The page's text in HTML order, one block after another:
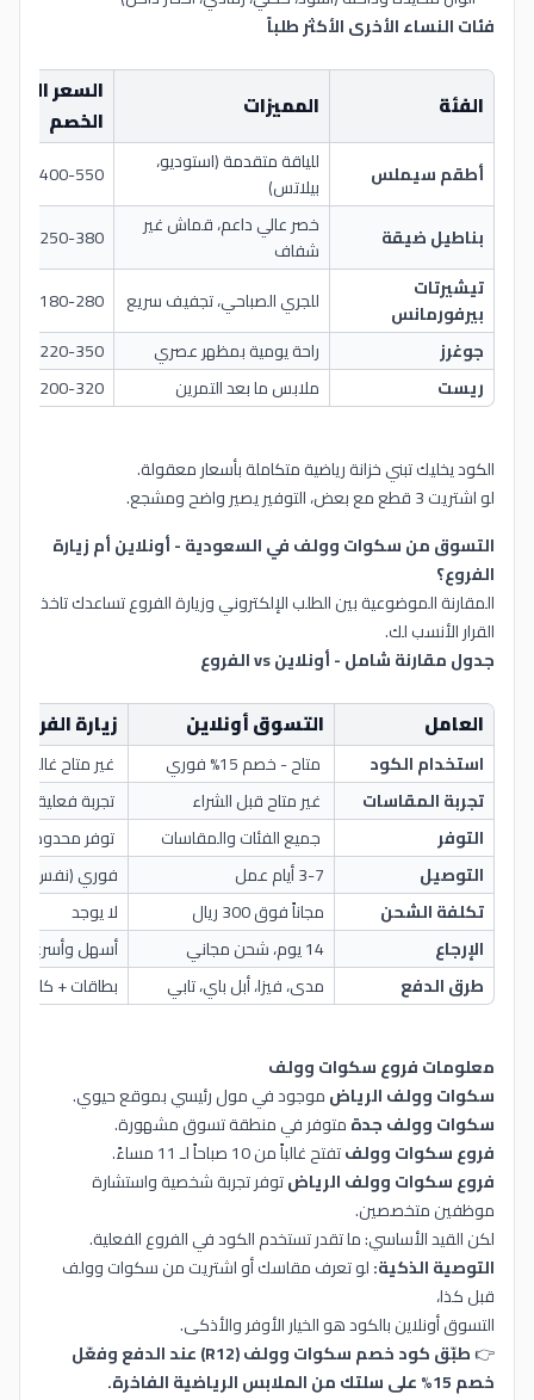
فئات النساء الأخرى الأكثر طلباً
الفئة المميزات
السعر
الخصم
أطقم سيملس
للياقة متقدمة (استوديو،
بيلاتس)
400-550 ريال
بناطيل ضيقة
خصر عالي داعم، قماش غير
شفاف
250-380 ريال
تيشيرتات
بيرفورمانس
للجري الصباحي، تجفيف سريع
180-280 ريال
جوغرز
راحة يومية بمظهر عصري
220-350 ريال
ريست
ملابس ما بعد التمرين 200-320 ريال
الكود يخليك تبني خزانة رياضية متكاملة بأسعار معقولة.
لو اشتريت 3 قطع مع بعض، التوفير يصير واضح ومشجع.
التسوق من سكوات وولف في السعودية - أونلاين أم زيارة
الفروع؟
المقارنة الموضوعية بين الطلب الإلكتروني وزيارة الفروع تساعدك تاخذ
القرار الأنسب لك.
جدول مقارنة شامل - أونلاين vs الفروع
العامل التسوق أونلاين زيارة الفروع
استخدام الكود متاح - خصم 15% فوري
غير متاح غالباً
تجربة المقاسات
غير متاح قبل الشراء
تجربة فعلية
التوفر
جميع الفئات والمقاسات
توفر محدود
التوصيل
3-7 أيام عمل
فوري (نفس
تكلفة الشحن
مجاناً فوق 300 ريال
لا يوجد
الإرجاع
14 يوم، شحن مجاني
أسهل وأسرع
طرق الدفع
مدى، فيزا، أبل باي، تابي بطاقات + كاش
معلومات فروع سكوات وولف
سكوات وولف الرياضموجود في مول رئيسي بموقع حيوي.
سكوات وولف جدةمتوفر في منطقة تسوق مشهورة.
فروع سكوات وولفتفتح غالباً من 10 صباحاً لـ 11 مساءً.
فروع سكوات وولف الرياضتوفر تجربة شخصية واستشارة
موظفين متخصصين.
لكن القيد الأساسي: ما تقدر تستخدم الكود في الفروع الفعلية.
التوصية الذكية:لو تعرف مقاسك أو اشتريت من سكوات وولف
قبل كذا،
التسوق أونلاين بالكود هو الخيار الأوفر والأذكى.
👉
طبّق كود خصم سكوات وولف (R12) عند الدفع وفعّل
خصم 15% على سلتك من الملابس الرياضية الفاخرة.